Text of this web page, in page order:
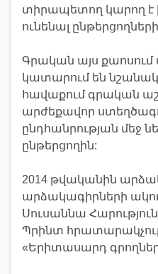
տիրապետող կարող է
ունենալ
Գրական այս քաոսում
կատարում են
հավաքում գրական
արժեքավոր
ընդհանրության մեջ
ընթերցողին:
2014 թվականին
արձակագիրների
Սուսաննա
Պրինտ
«Երիտասարդ